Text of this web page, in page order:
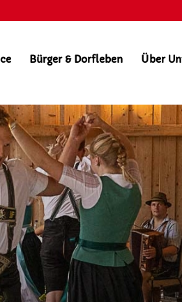
Bürger & Dorfleben Über